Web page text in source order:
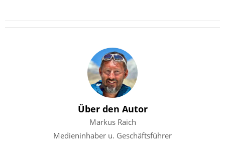
Über den Autor
Markus Raich
Medieninhaber u. Geschäftsführer